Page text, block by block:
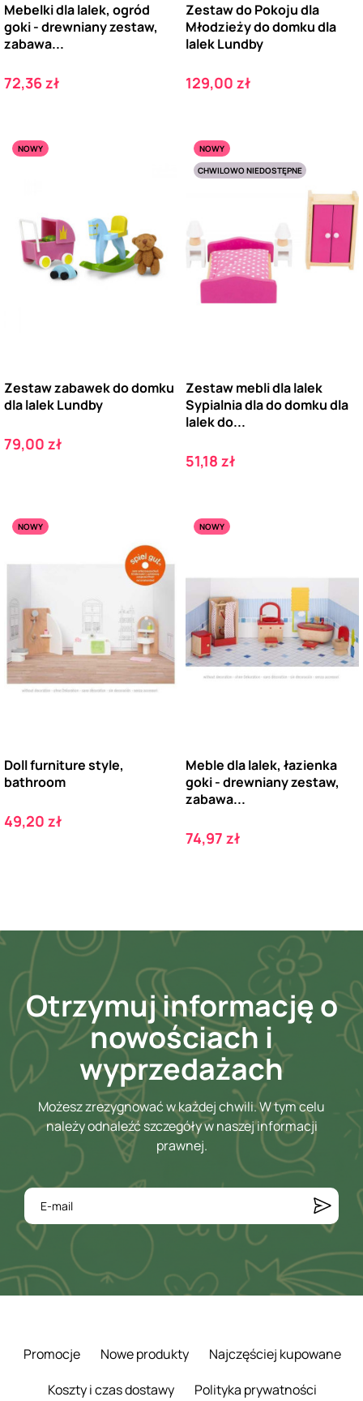
Mebelki dla lalek, ogród
goki - drewniany zestaw,
zabawa...
Cena
72,36 zł
Zestaw do Pokoju dla
Młodzieży do domku dla
lalek Lundby
Cena
129,00 zł
NOWY
Zestaw zabawek do domku
dla lalek Lundby
Cena
79,00 zł
NOWY
CHWILOWO NIEDOSTĘPNE
Zestaw mebli dla lalek
Sypialnia dla do domku dla
lalek do...
Cena
51,18 zł
NOWY
Doll furniture style,
bathroom
Cena
49,20 zł
NOWY
Meble dla lalek, łazienka
goki - drewniany zestaw,
zabawa...
Cena
74,97 zł
Otrzymuj informację o
nowościach i
wyprzedażach
Możesz zrezygnować w każdej chwili. W tym celu
należy odnaleźć szczegóły w naszej informacji
prawnej.
Promocje Nowe produkty
Najczęściej kupowane
Koszty i czas dostawy
Polityka prywatności